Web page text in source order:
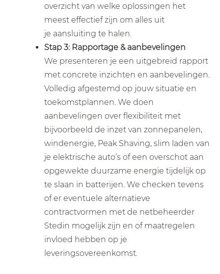
overzicht van welke oplossingen het
meest effectief zijn om alles uit
je aansluiting te halen.
Stap 3: Rapportage & aanbevelingen
We presenteren je een uitgebreid rapport
met concrete inzichten en aanbevelingen.
Volledig afgestemd op jouw situatie en
toekomstplannen. We doen
aanbevelingen over flexibiliteit met
bijvoorbeeld de inzet van zonnepanelen,
windenergie, Peak Shaving, slim laden van
je elektrische auto’s of een overschot aan
opgewekte duurzame energie tijdelijk op
te slaan in batterijen. We checken tevens
of er eventuele alternatieve
contractvormen met de netbeheerder
Stedin mogelijk zijn en of maatregelen
invloed hebben op je
leveringsovereenkomst.